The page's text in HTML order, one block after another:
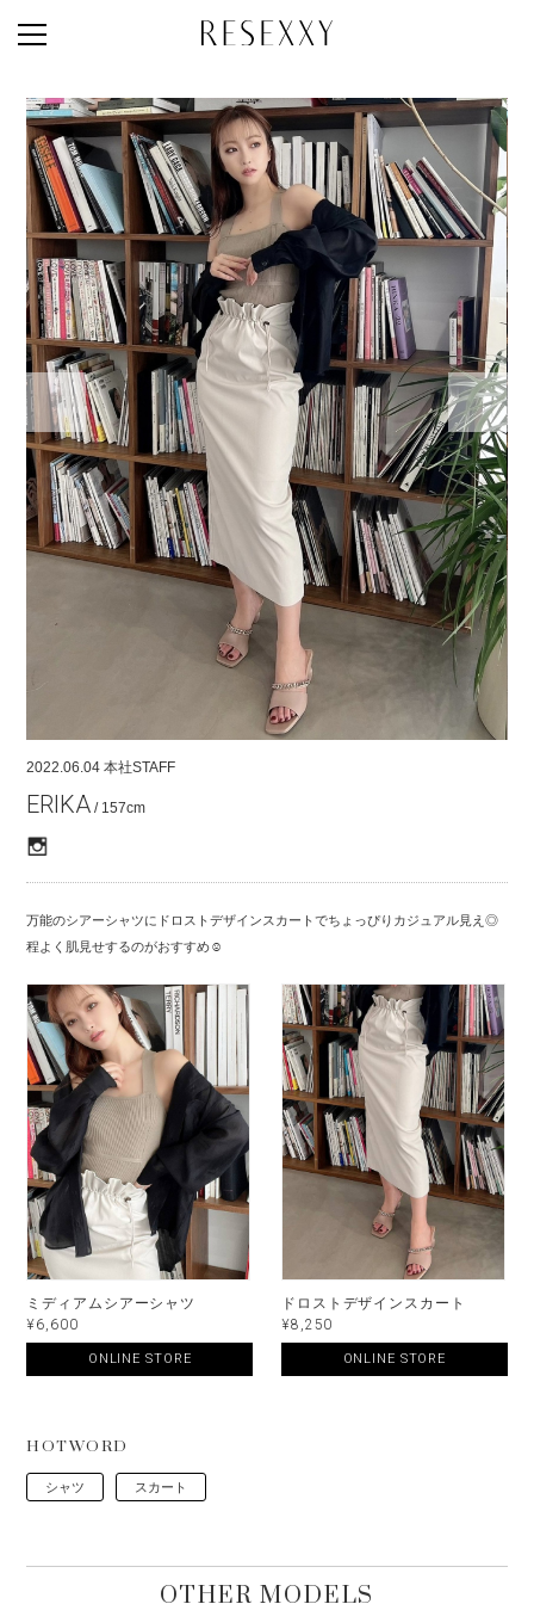
STAFF STYLE
2022.06.04 本社STAFF
ERIKA / 157cm
万能のシアーシャツにドロストデザインスカートでちょっぴりカジュアル見え◎
程よく肌見せするのがおすすめ☺︎
ミディアムシアーシャツ
¥6,600
ONLINE STORE
ドロストデザインスカート
¥8,250
ONLINE STORE
HOTWORD
シャツ スカート
OTHER MODELS
NEWS
MAGAZINE
LOOK BOOK
NEW ARRIVAL
RANKING
STYLE PHOTO
ACCOUNT
SHOP LIST
CONCEPT
ONLINE STORE
RECRUIT